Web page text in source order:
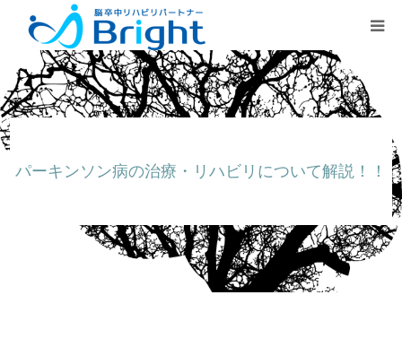
パーキンソン病の治療・リハビリについて解説！！
Brightとは
医療従事者の方
疾患別ページ